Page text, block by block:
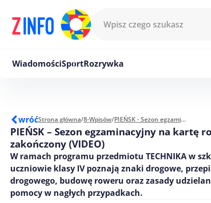
WiadomościSportRozrywka
wróćStrona główna/8-Wpisów/ PIEŃSK - Sezon egzaminacyjny na kartę rowerową zakończony (VIDEO)
PIEŃSK – Sezon egzaminacyjny na kartę
zakończony (VIDEO)
W ramach programu przedmiotu TECHNIKA w
uczniowie klasy IV poznają znaki drogowe,
drogowego, budowę roweru oraz zasady
pomocy w nagłych przypadkach.